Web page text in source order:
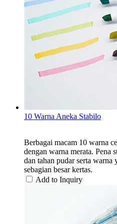
10 Warna Aneka Stabilo
Berbagai macam 10 warna
dengan warna merata. Pena
dan tahan pudar serta warna
sebagian besar kertas.
Add to Inquiry